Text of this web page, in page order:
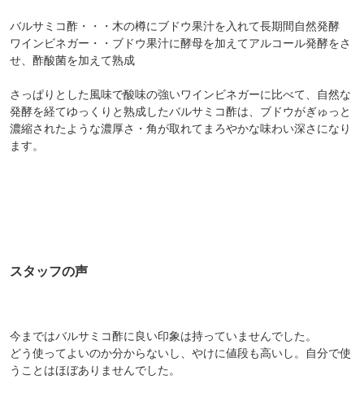
バルサミコ酢・・・木の樽にブドウ果汁を入れて長期間自然発酵
ワインビネガー・・ブドウ果汁に酵母を加えてアルコール発酵をさ
せ、酢酸菌を加えて熟成
さっぱりとした風味で酸味の強いワインビネガーに比べて、自然な
発酵を経てゆっくりと熟成したバルサミコ酢は、ブドウがぎゅっと
濃縮されたような濃厚さ・角が取れてまろやかな味わい深さになり
ます。
スタッフの声
今まではバルサミコ酢に良い印象は持っていませんでした。
どう使ってよいのか分からないし、やけに値段も高いし。自分で使
うことはほぼありませんでした。